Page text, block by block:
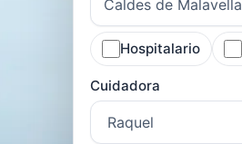
Hospitalario
Cuidadora